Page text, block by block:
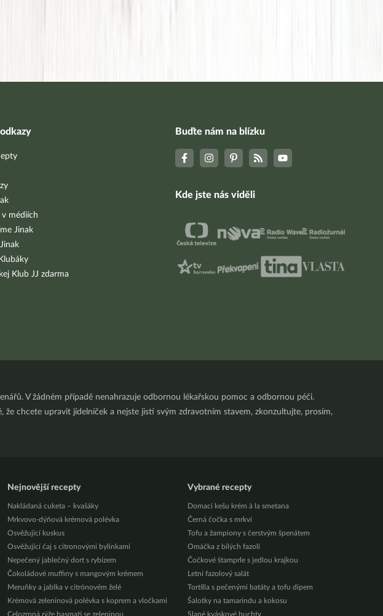
v médiích
Jinak
Klub JJ zdarma
Buďte nám na blízku
Kde jste nás viděli
V žádném případě nenahrazuje odbornou lékařskou pomoc a odbornou péči.
chcete upravit jídelníček a nejste jistí svým zdravotním stavem, zkonzultujte, prosím,
Nejnovější recepty
Nakládaná cuketa – kvašáky
Mrkvovo-dýňová krémová polévka
Osvěžující kuskus
Osvěžující čaj s citronovými bylinkami
Nepečený jablečný dort s rybízem
Čokoládové muffiny s mangovým krémem
Meruňky a jablka v citrónovém želé
Krémová zeleninová polévka s koprem a vločkami
Celozrnná rýže basmati se zeleninou
Vybrané recepty
Domací kešu krém à la smetana
Černá čočka s mrkví
Tofu a žampiony s čerstvým špenátem
Omáčka z bílých fazolí
Čočkové štamprle s jedlou krajkou
Letní fazolový salát
Tortilla s pečenými batáty a tofu dipem
Šalotky na tamarindu a kokosu
Slané kváskové buchty